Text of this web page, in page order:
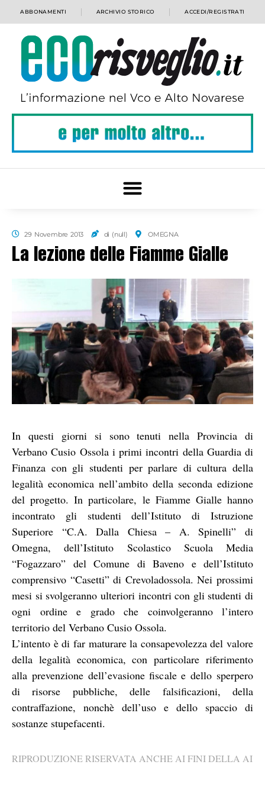
ABBONAMENTI ARCHIVIO STORICO ACCEDI/REGISTRATI
29 Novembre 2013 di (null) OMEGNA
La lezione delle Fiamme Gialle
In questi giorni si sono tenuti nella Provincia di
Verbano Cusio Ossola i primi incontri della Guardia di
Finanza con gli studenti per parlare di cultura della
legalità economica nell’ambito della seconda edizione
del progetto. In particolare, le Fiamme Gialle hanno
incontrato gli studenti dell’Istituto di Istruzione
Superiore “C.A. Dalla Chiesa – A. Spinelli” di
Omegna, dell’Istituto Scolastico Scuola Media
“Fogazzaro” del Comune di Baveno e dell’Istituto
comprensivo “Casetti” di Crevoladossola. Nei prossimi
mesi si svolgeranno ulteriori incontri con gli studenti di
ogni ordine e grado che coinvolgeranno l’intero
territorio del Verbano Cusio Ossola.
L’intento è di far maturare la consapevolezza del valore
della legalità economica, con particolare riferimento
alla prevenzione dell’evasione fiscale e dello sperpero
di risorse pubbliche, delle falsificazioni, della
contraffazione, nonchè dell’uso e dello spaccio di
sostanze stupefacenti.
RIPRODUZIONE RISERVATA ANCHE AI FINI DELLA AI